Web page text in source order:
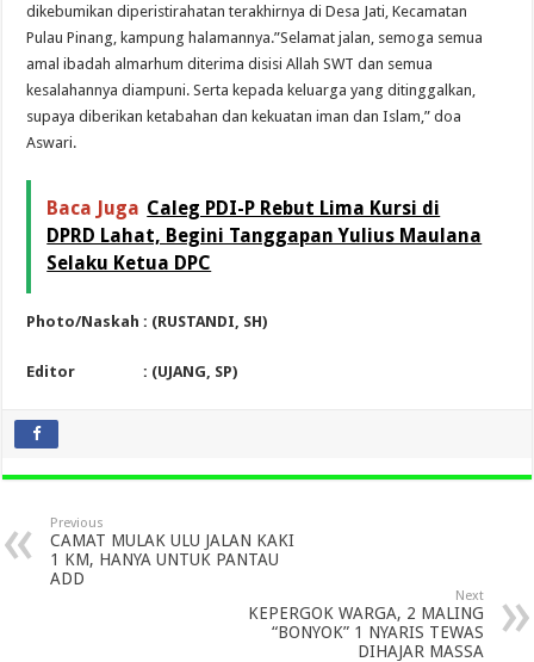
dikebumikan diperistirahatan terakhirnya di Desa Jati, Kecamatan
Pulau Pinang, kampung halamannya.”Selamat jalan, semoga semua
amal ibadah almarhum diterima disisi Allah SWT dan semua
kesalahannya diampuni. Serta kepada keluarga yang ditinggalkan,
supaya diberikan ketabahan dan kekuatan iman dan Islam,” doa
Aswari.
Baca Juga Caleg PDI-P Rebut Lima Kursi di
DPRD Lahat, Begini Tanggapan Yulius Maulana
Selaku Ketua DPC
Photo/Naskah : (RUSTANDI, SH)
Editor : (UJANG, SP)
Previous
CAMAT MULAK ULU JALAN KAKI
1 KM, HANYA UNTUK PANTAU
ADD
Next
KEPERGOK WARGA, 2 MALING
“BONYOK” 1 NYARIS TEWAS
DIHAJAR MASSA